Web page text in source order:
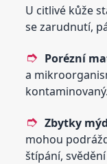
U citlivé kůže
se zarudnutí,
Porézní
a
kontaminovaný.
Zbytky
mohou
štípání,